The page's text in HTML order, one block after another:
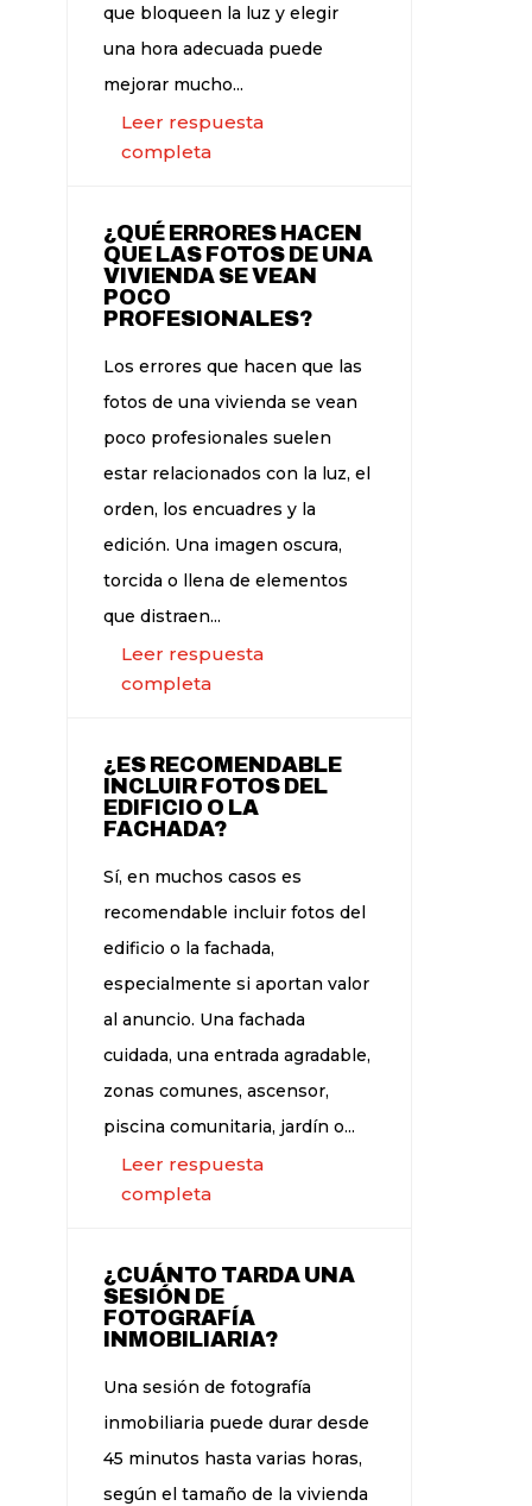
que bloqueen la luz y elegir
una hora adecuada puede
mejorar mucho...
Leer respuesta
completa
¿QUÉ ERRORES HACEN
QUE LAS FOTOS DE UNA
VIVIENDA SE VEAN
POCO
PROFESIONALES?
Los errores que hacen que las
fotos de una vivienda se vean
poco profesionales suelen
estar relacionados con la luz, el
orden, los encuadres y la
edición. Una imagen oscura,
torcida o llena de elementos
que distraen...
Leer respuesta
completa
¿ES RECOMENDABLE
INCLUIR FOTOS DEL
EDIFICIO O LA
FACHADA?
Sí, en muchos casos es
recomendable incluir fotos del
edificio o la fachada,
especialmente si aportan valor
al anuncio. Una fachada
cuidada, una entrada agradable,
zonas comunes, ascensor,
piscina comunitaria, jardín o...
Leer respuesta
completa
¿CUÁNTO TARDA UNA
SESIÓN DE
FOTOGRAFÍA
INMOBILIARIA?
Una sesión de fotografía
inmobiliaria puede durar desde
45 minutos hasta varias horas,
según el tamaño de la vivienda